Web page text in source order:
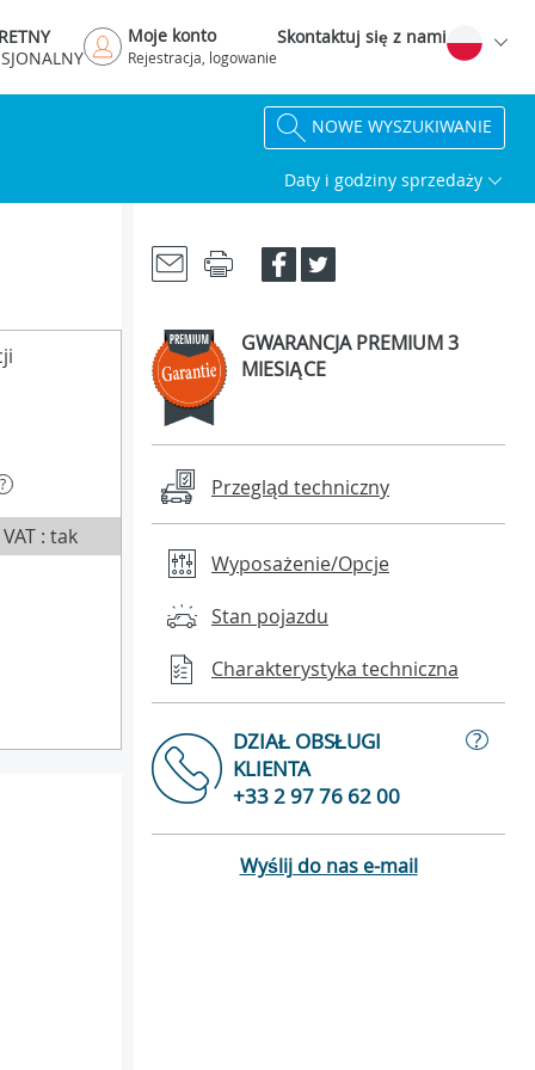
Moje konto
Rejestracja, logowanie
Skontaktuj się z nami
NOWE WYSZUKIWANIE
Daty i godziny sprzedaży
?
VAT : tak
GWARANCJA PREMIUM 3
MIESIĄCE
Przegląd techniczny
Wyposażenie/Opcje
Stan pojazdu
Charakterystyka techniczna
DZIAŁ OBSŁUGI
KLIENTA
?
+33 2 97 76 62 00
Wyślij do nas e-mail